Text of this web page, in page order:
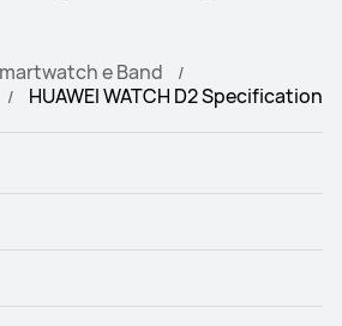
e Band
HUAWEI WATCH D2 Specification